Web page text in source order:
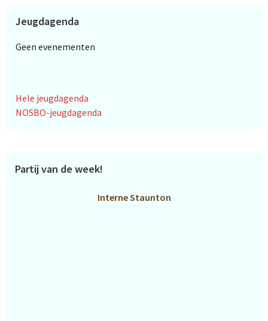
Jeugdagenda
Geen evenementen
Hele jeugdagenda
NOSBO-jeugdagenda
Partij van de week!
Interne Staunton